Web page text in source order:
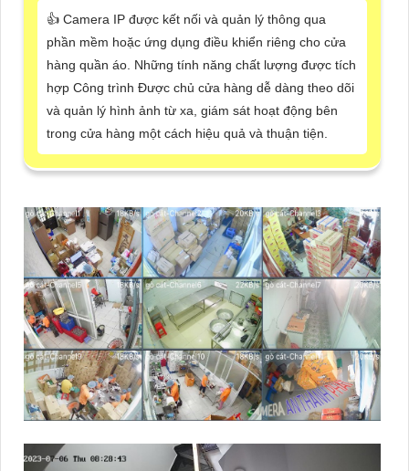
👍 Camera IP được kết nối và quản lý thông qua
phần mềm hoặc ứng dụng điều khiển riêng cho cửa
hàng quần áo. Những tính năng chất lượng được tích
hợp Công trình Được chủ cửa hàng dễ dàng theo dõi
và quản lý hình ảnh từ xa, giám sát hoạt động bên
trong cửa hàng một cách hiệu quả và thuận tiện.